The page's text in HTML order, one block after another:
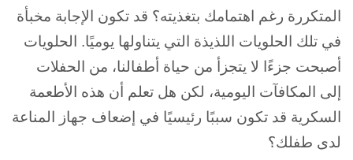
المتكررة رغم اهتمامك بتغذيته؟ قد تكون الإجابة مخبأة
في تلك الحلويات اللذيذة التي يتناولها يوميًا. الحلويات
أصبحت جزءًا لا يتجزأ من حياة أطفالنا، من الحفلات
إلى المكافآت اليومية، لكن هل تعلم أن هذه الأطعمة
السكرية قد تكون سببًا رئيسيًا في إضعاف جهاز المناعة
لدى طفلك؟